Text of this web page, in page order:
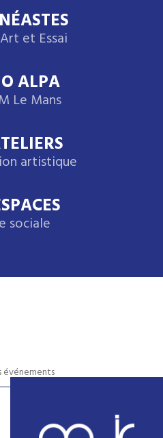
et Essai
ALPA
Le Mans
artistique
sociale
événements